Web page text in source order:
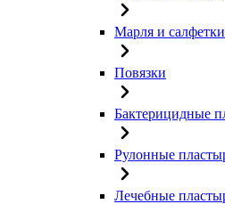
Марля и
Повязки
Бактерицидные
Рулонные
Лечебные